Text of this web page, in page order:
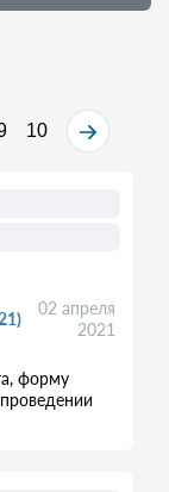
10
02 апреля
2021
форму